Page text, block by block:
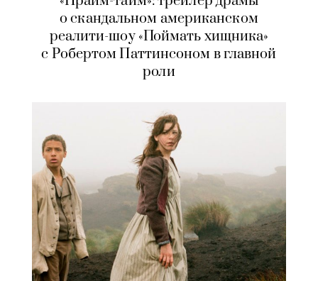
о скандальном американском
реалити-шоу «Поймать хищника»
с Робертом Паттинсоном в главной
роли